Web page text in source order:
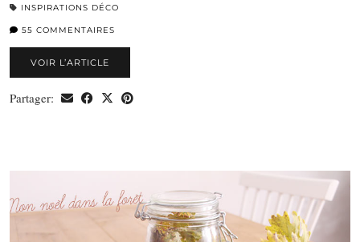
INSPIRATIONS DÉCO
55 COMMENTAIRES
VOIR L’ARTICLE
Partager: